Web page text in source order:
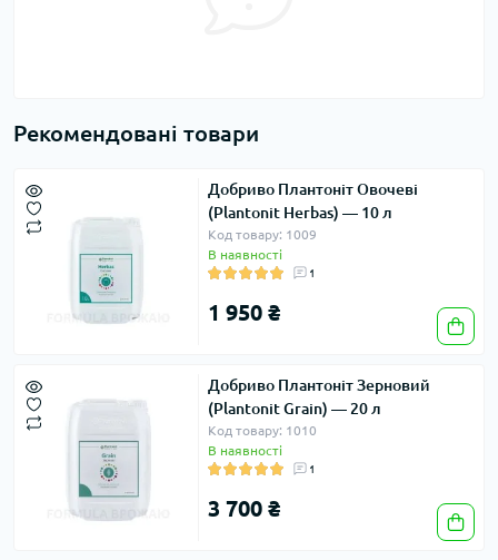
Рекомендовані товари
Добриво Плантоніт Овочеві
(Plantonit Herbas) — 10 л
Код товару: 1009
В наявності
1
1 950 ₴
Добриво Плантоніт Зерновий
(Plantonit Grain) — 20 л
Код товару: 1010
В наявності
1
3 700 ₴